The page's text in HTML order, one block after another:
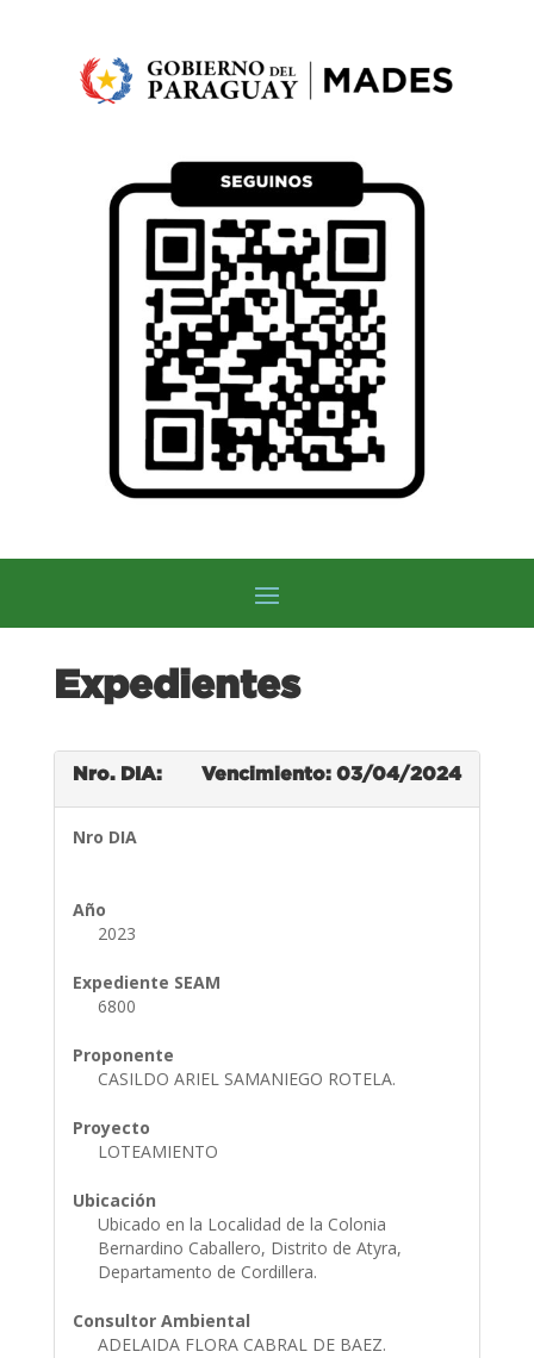
Expedientes
Nro. DIA: Vencimiento: 03/04/2024
Nro DIA
Año
2023
Expediente SEAM
6800
Proponente
CASILDO ARIEL SAMANIEGO ROTELA.
Proyecto
LOTEAMIENTO
Ubicación
Ubicado en la Localidad de la Colonia
Bernardino Caballero, Distrito de Atyra,
Departamento de Cordillera.
Consultor Ambiental
ADELAIDA FLORA CABRAL DE BAEZ.